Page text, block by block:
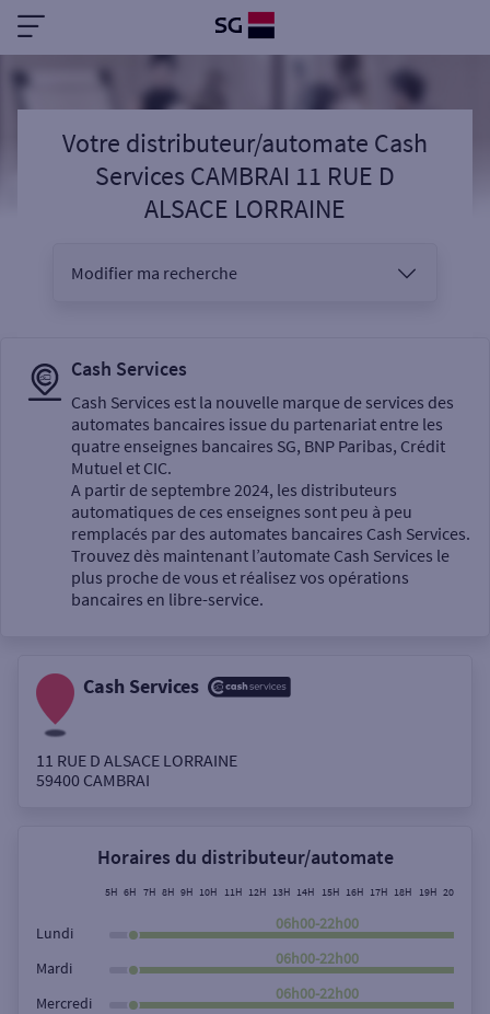
Votre distributeur/automate Cash
Services CAMBRAI 11 RUE D
ALSACE LORRAINE
Modifier ma recherche
Sélectionnez votre recherche
Un service
Autour de moi
Rue
Rechercher
Cash Services
Cash Services est la nouvelle marque de services des
automates bancaires issue du partenariat entre les
quatre enseignes bancaires SG, BNP Paribas, Crédit
Mutuel et CIC.
A partir de septembre 2024, les distributeurs
automatiques de ces enseignes sont peu à peu
remplacés par des automates bancaires Cash Services.
Trouvez dès maintenant l’automate Cash Services le
plus proche de vous et réalisez vos opérations
bancaires en libre-service.
Cash Services
11 RUE D ALSACE LORRAINE
59400 CAMBRAI
Horaires du distributeur/automate
5H 6H 7H 8H 9H 10H 11H 12H 13H 14H 15H 16H 17H 18H 19H 20H
Lundi
06h00-22h00
Mardi
06h00-22h00
Mercredi
06h00-22h00